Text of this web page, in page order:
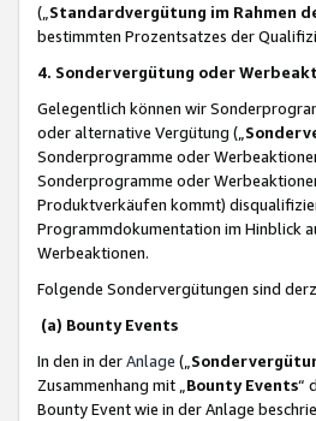
(„ Standardvergütung im Rahmen
bestimmten Prozentsatzes der
4. Sondervergütung oder
Gelegentlich können wir
oder alternative Vergütung („
Sonderprogramme oder
Sonderprogramme oder
Produktverkäufen kommt)
Programmdokumentation im Hinblick
Werbeaktionen.
Folgende Sondervergütungen sind
(a) Bounty Events
In den in derAnlage („
Zusammenhang mit „ Bounty Events“
Bounty Event wie in der Anlage